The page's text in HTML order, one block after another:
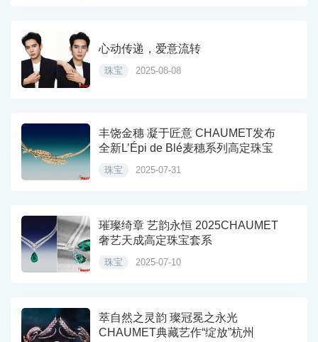
心动传递，爱意流转
珠宝 2025-08-08
丰饶金穗 凝于匠意 CHAUMET发布
全新L’Épi de Blé麦穗系列高定珠宝
珠宝 2025-07-31
璀璨绮章 艺韵永恒 2025CHAUMET
奢艺天成高定珠宝套系
珠宝 2025-07-10
萃自然之灵韵 璨冠冕之永光
CHAUMET典藏艺作“绽放”杭州